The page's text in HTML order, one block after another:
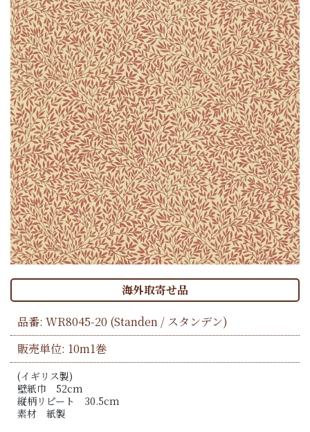
海外取寄せ品
品番: WR8045-20 (Standen / スタンデン)
販売単位: 10m1巻
(イギリス製)
壁紙巾 52cm
縦柄リピート 30.5cm
素材 紙製